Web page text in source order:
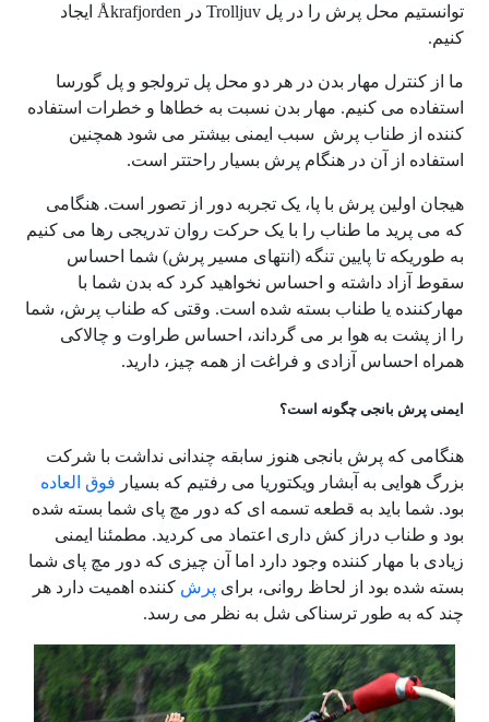
توانستیم محل پرش را در پل Trolljuvدر
ایجاد
کنیم.
ما از کنترل مهار بدن در هر دو محل پل ترولجو و پل گورسا
استفاده می کنیم. مهار بدن نسبت به خطاها و خطرات استفاده
کننده از طناب پرش سبب ایمنی بیشتر می شود همچنین
استفاده از آن در هنگام پرش بسیار راحتتر است.
هیجان اولین پرش با پا، یک تجربه دور از تصور است. هنگامی
که می پرید ما طناب را با یک حرکت روان تدریجی رها می کنیم
به طوریکه تا پایین تنگه (انتهای مسیر پرش) شما احساس
سقوط آزاد داشته و احساس نخواهید کرد که بدن شما با
مهارکننده یا طناب بسته شده است. وقتی که طناب پرش، شما
را از پشت به هوا بر می گرداند، احساس طراوت و چالاکی
همراه احساس آزادی و فراغت از همه چیز، دارید.
ایمنی پرش بانجی چگونه است؟
هنگامی که پرش بانجی هنوز سابقه چندانی نداشت با شرکت
بزرگ هوایی به آبشار ویکتوریا می رفتیم که بسیار فوق العاده
بود. شما باید به قطعه تسمه ای که دور مچ پای شما بسته شده
بود و طناب دراز کش داری اعتماد می کردید. مطمئنا ایمنی
زیادی با مهار کننده وجود دارد اما آن چیزی که دور مچ پای شما
بسته شده بود از لحاظ روانی، برای پرش کننده اهمیت دارد هر
چند که به طور ترسناکی شل به نظر می رسد.